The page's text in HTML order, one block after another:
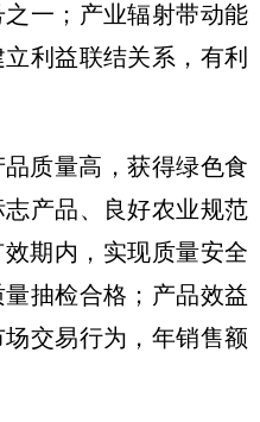
一；产业辐射带动能
利益联结关系，有利
品质量高，获得绿色食
产品、良好农业规范
效期内，实现质量安全
抽检合格；产品效益
交易行为，年销售额